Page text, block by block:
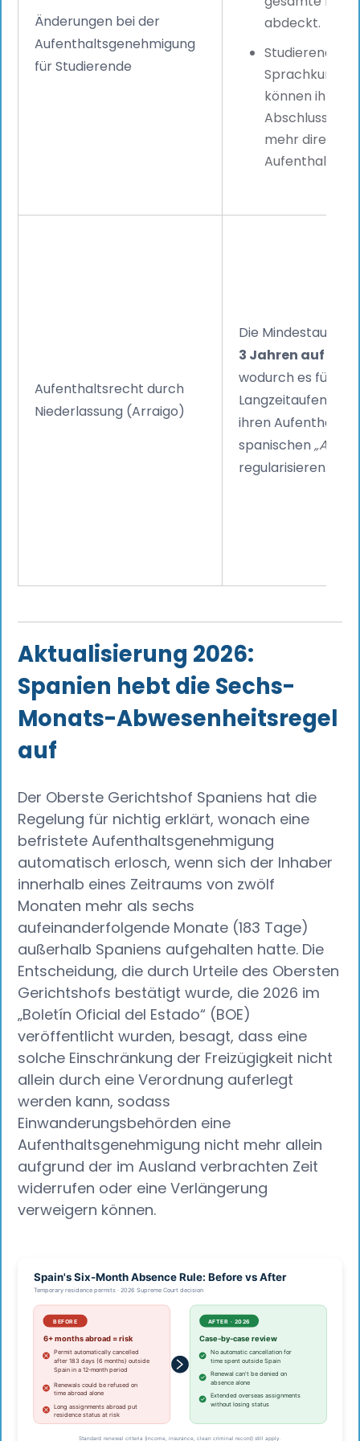
Änderungen bei der
Aufenthaltsgenehmigung
für Studierende
abdeckt.
Studierende,
Sprachkursen
können ihren
Abschluss
mehr direkt in
Aufenthaltsrecht durch
Niederlassung (Arraigo)
Die
3 Jahren auf 2
wodurch es für
ihren
spanischen
regularisieren.
Aktualisierung 2026:
Spanien hebt die Sechs-
Monats-Abwesenheitsregel
auf
Der Oberste Gerichtshof Spaniens hat die
Regelung für nichtig erklärt, wonach eine
befristete Aufenthaltsgenehmigung
automatisch erlosch, wenn sich der Inhaber
innerhalb eines Zeitraums von zwölf
Monaten mehr als sechs
aufeinanderfolgende Monate (183 Tage)
außerhalb Spaniens aufgehalten hatte. Die
Entscheidung, die durch Urteile des Obersten
Gerichtshofs bestätigt wurde, die 2026 im
„Boletín Oficial del Estado“ (BOE)
veröffentlicht wurden, besagt, dass eine
solche Einschränkung der Freizügigkeit nicht
allein durch eine Verordnung auferlegt
werden kann, sodass
Einwanderungsbehörden eine
Aufenthaltsgenehmigung nicht mehr allein
aufgrund der im Ausland verbrachten Zeit
widerrufen oder eine Verlängerung
verweigern können.